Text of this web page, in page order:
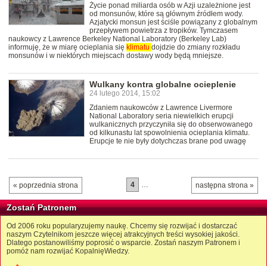
Życie ponad miliarda osób w Azji uzależnione jest
od monsunów, które są głównym źródłem wody.
Azjatycki monsun jest ściśle powiązany z globalnym
przepływem powietrza z tropików. Tymczasem
naukowcy z Lawrence Berkeley National Laboratory (Berkeley Lab)
informuję, że w miarę ocieplania się klimatu dojdzie do zmiany rozkładu
monsunów i w niektórych miejscach dostawy wody będą mniejsze.
Wulkany kontra globalne ocieplenie
24 lutego 2014, 15:02
Zdaniem naukowców z Lawrence Livermore
National Laboratory seria niewielkich erupcji
wulkanicznych przyczyniła się do obserwowanego
od kilkunastu lat spowolnienia ocieplania klimatu.
Erupcje te nie były dotychczas brane pod uwagę
« poprzednia strona następna strona »
4 …
Zostań Patronem
Od 2006 roku popularyzujemy naukę. Chcemy się rozwijać i dostarczać
naszym Czytelnikom jeszcze więcej atrakcyjnych treści wysokiej jakości.
Dlatego postanowiliśmy poprosić o wsparcie. Zostań naszym Patronem i
pomóż nam rozwijać KopalnięWiedzy.